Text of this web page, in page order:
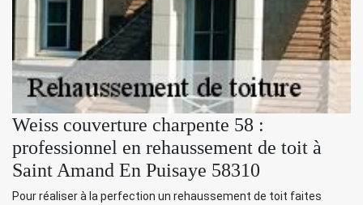
Weiss couverture charpente 58 :
professionnel en rehaussement de toit à
Saint Amand En Puisaye 58310
Pour réaliser à la perfection un rehaussement de toit faites